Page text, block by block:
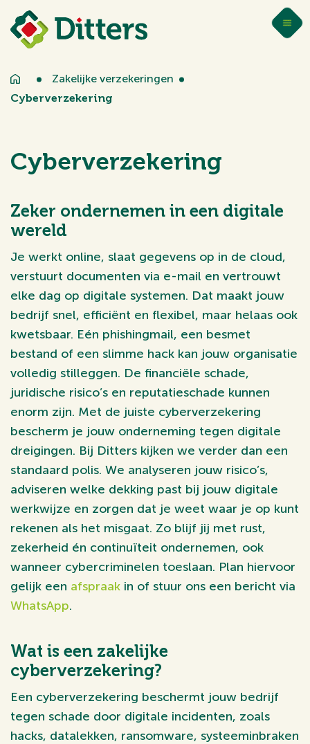
Zakelijke verzekeringen
Cyberverzekering
Cyberverzekering
Zeker ondernemen in een digitale
wereld
Je werkt online, slaat gegevens op in de cloud,
verstuurt documenten via e-mail en vertrouwt
elke dag op digitale systemen. Dat maakt jouw
bedrijf snel, efficiënt en flexibel, maar helaas ook
kwetsbaar. Eén phishingmail, een besmet
bestand of een slimme hack kan jouw organisatie
volledig stilleggen. De financiële schade,
juridische risico’s en reputatieschade kunnen
enorm zijn. Met de juiste cyberverzekering
bescherm je jouw onderneming tegen digitale
dreigingen. Bij Ditters kijken we verder dan een
standaard polis. We analyseren jouw risico’s,
adviseren welke dekking past bij jouw digitale
werkwijze en zorgen dat je weet waar je op kunt
rekenen als het misgaat. Zo blijf jij met rust,
zekerheid én continuïteit ondernemen, ook
wanneer cybercriminelen toeslaan. Plan hiervoor
gelijk een afspraak in of stuur ons een bericht via
WhatsApp.
Wat is een zakelijke
cyberverzekering?
Een cyberverzekering beschermt jouw bedrijf
tegen schade door digitale incidenten, zoals
hacks, datalekken, ransomware, systeeminbraken